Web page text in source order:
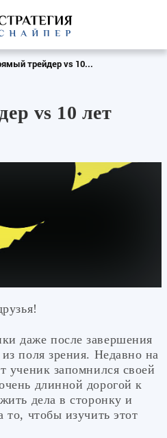
трейдер vs 10...
vs 10 лет
даже после завершения
поля зрения. Недавно на
ученик запомнился своей
длинной дорогой к
дела в сторонку и
чтобы изучить этот